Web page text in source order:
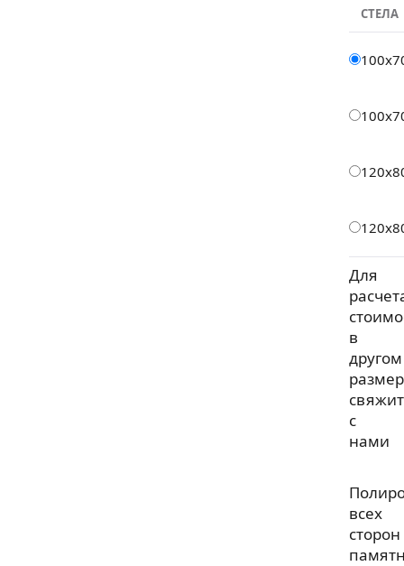
СТЕЛА
Для
в
другом
с
нами
всех
сторон